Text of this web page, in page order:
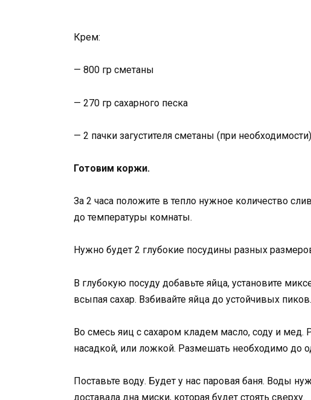
Крем:
— 800 гр сметаны
— 270 гр сахарного песка
— 2 пачки загустителя сметаны (при необходимости)
Готовим коржи.
За 2 часа положите в тепло нужное количество
до температуры комнаты.
Нужно будет 2 глубокие посудины разных
В глубокую посуду добавьте яйца, установите
всыпая сахар. Взбивайте яйца до устойчивых пиков.
Во смесь яиц с сахаром кладем масло, соду и
насадкой, или ложкой. Размешать необходимо до
Поставьте воду. Будет у нас паровая баня. Воды
доставала дна миски, которая будет стоять сверху.